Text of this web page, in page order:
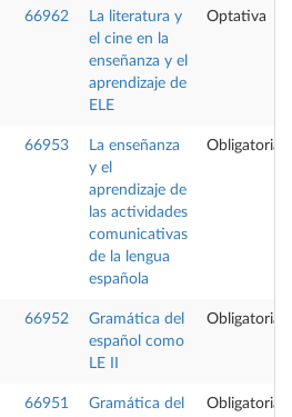
66962
La literatura y
el cine en la
enseñanza y el
aprendizaje de
ELE
Optativa
66953
La enseñanza
y el
aprendizaje de
las actividades
comunicativas
de la lengua
española
Obligatoria
66952
Gramática del
español como
LE II
Obligatoria
66951
Gramática del
Obligatoria